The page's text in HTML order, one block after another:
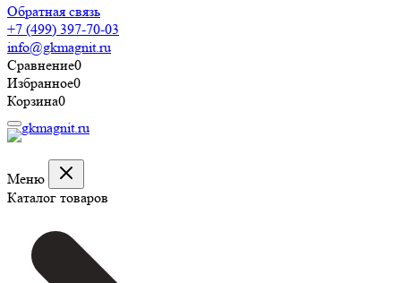
Обратная связь
+7 (499) 397-70-03
info@gkmagnit.ru
Сравнение0
Избранное0
Корзина0
Меню
Каталог товаров